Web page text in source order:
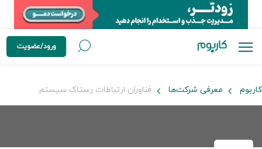
ورود/عضویت
کاربوم معرفی شرکت‌ها فناوران ارتباطات رستاک سیستم